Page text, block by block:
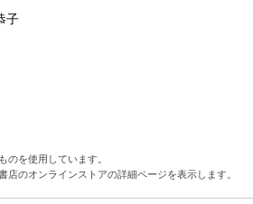
子
のを使用しています。
店のオンラインストアの詳細ページを表示します。